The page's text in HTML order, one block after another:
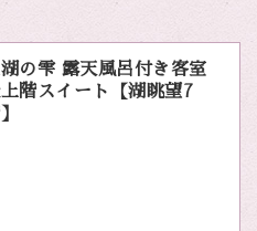
の雫 露天風呂付き客室
階スイート【湖眺望7